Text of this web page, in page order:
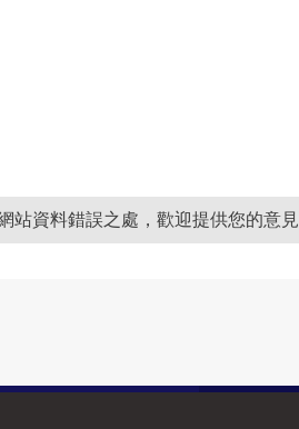
站資料錯誤之處，歡迎提供您的意見